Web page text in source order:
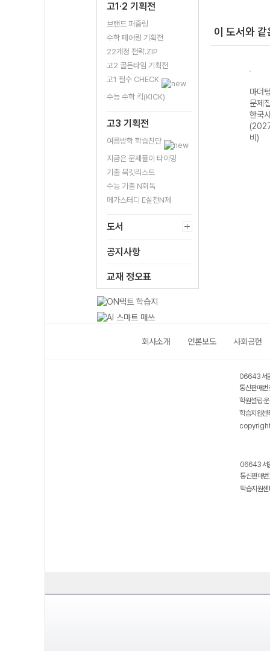
고1·2 기획전
브랜드 퍼즐링
수학 페어링 기획전
22개정 전략.ZIP
고2 골든타임 기획전
고1 필수 CHECK
수능 수학 킥(KICK)
고3 기획전
여름방학 학습진단
지금은 문제풀이 타이밍
기출 북킷리스트
수능 기출 N회독
메가스터디 E실전N제
도서
공지사항
교재 정오표
이 도서와
마더텅 수능기출
문제집 윤리와 사
대비)
마더
문제
한국
비)
회사소개 언론보도 사회공헌
06643 서
통신판매
학원설립·
학습지원
06643 서
통신판매
학습지원